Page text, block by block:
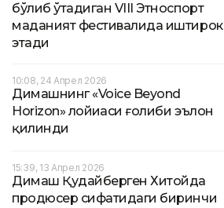
бўлиб ўтадиган VIII Этноспорт
маданият фестивалида иштирок
этади
10:08, 24 Апрел 2026
Димашнинг «Voice Beyond
Horizon» лойиҳаси ғолиби эълон
қилинди
15:39, 13 Апрел 2026
Димаш Қудайберген Хитойда
продюсер сифатидаги биринчи